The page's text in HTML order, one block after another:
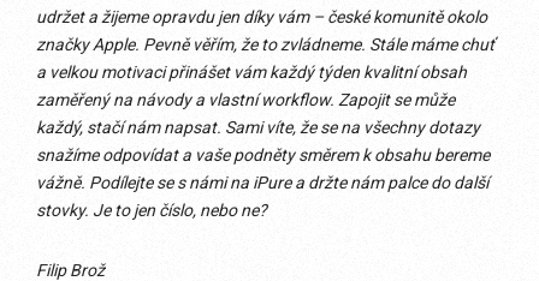
udržet a žijeme opravdu jen díky vám – české komunitě okolo
značky Apple. Pevně věřím, že to zvládneme. Stále máme chuť
a velkou motivaci přinášet vám každý týden kvalitní obsah
zaměřený na návody a vlastní workflow. Zapojit se může
každý, stačí nám napsat. Sami víte, že se na všechny dotazy
snažíme odpovídat a vaše podněty směrem k obsahu bereme
vážně. Podílejte se s námi na iPure a držte nám palce do další
stovky. Je to jen číslo, nebo ne?
Filip Brož